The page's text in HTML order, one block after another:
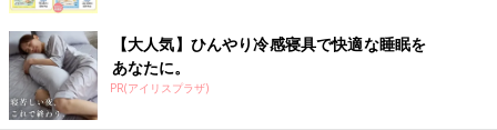
【大人気】ひんやり冷感寝具で快適な睡眠を
あなたに。
PR(アイリスプラザ)